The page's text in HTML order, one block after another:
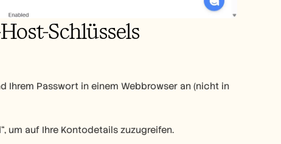
Schlüssels
Ihrem Passwort in einem Webbrowser an (nicht in
um auf Ihre Kontodetails zuzugreifen.